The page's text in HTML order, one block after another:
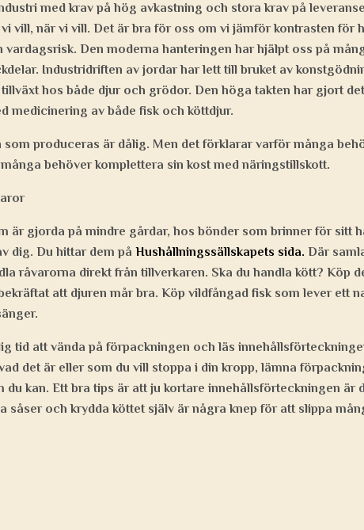
med krav på hög avkastning och stora krav på
vill, när vi vill. Det är bra för oss om vi jämför kontrasten för
vardagsrisk. Den moderna hanteringen har hjälpt oss på
Industridriften av jordar har lett till bruket av
hos både djur och grödor. Den höga takten har gjort
medicinering av både fisk och köttdjur.
som produceras är dålig. Men det förklarar varför många
behöver komplettera sin kost med näringstillskott.
är gjorda på mindre gårdar, hos bönder som brinner för sitt
dig. Du hittar dem på Hushållningssällskapets sida. Där
råvarorna direkt från tillverkaren. Ska du handla kött? Köp
att djuren mår bra. Köp vildfångad fisk som lever ett
tid att vända på förpackningen och läs
det är eller som du vill stoppa i din kropp, lämna
du kan. Ett bra tips är att ju kortare innehållsförteckningen är
såser och krydda köttet själv är några knep för att slippa